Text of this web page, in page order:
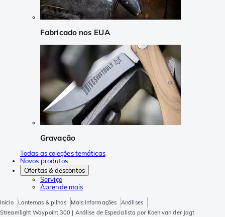
Fabricado nos EUA
Gravação
Todas as coleções temáticas
Novos produtos
Ofertas & descontos
Serviço
Aprende mais
Início Lanternas & pilhas Mais informações
Análises
Streamlight Waypoint 300 | Análise de Especialista por Koen van der Jagt